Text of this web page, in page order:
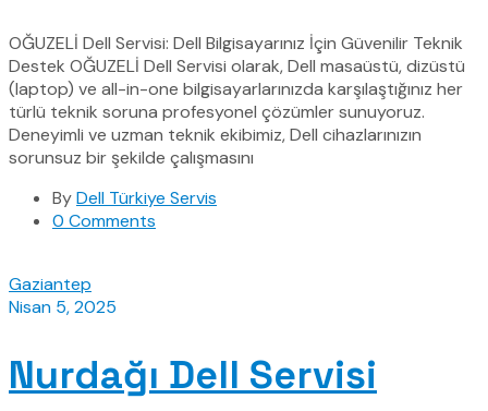
OĞUZELİ Dell Servisi: Dell Bilgisayarınız İçin Güvenilir Teknik
Destek OĞUZELİ Dell Servisi olarak, Dell masaüstü, dizüstü
(laptop) ve all-in-one bilgisayarlarınızda karşılaştığınız her
türlü teknik soruna profesyonel çözümler sunuyoruz.
Deneyimli ve uzman teknik ekibimiz, Dell cihazlarınızın
sorunsuz bir şekilde çalışmasını
ByDell Türkiye Servis
0 Comments
Gaziantep
Nisan 5, 2025
Nurdağı Dell Servisi